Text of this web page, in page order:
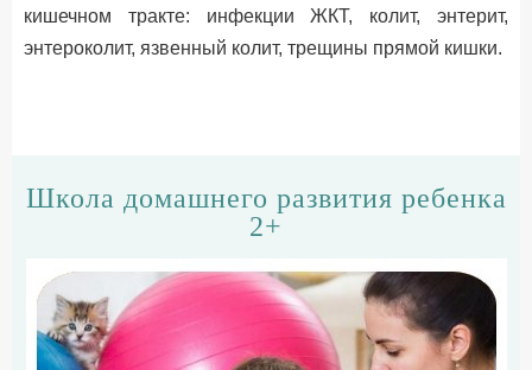
кишечном тракте: инфекции ЖКТ, колит, энтерит,
энтероколит, язвенный колит, трещины прямой кишки.
Школа домашнего развития ребенка
2+